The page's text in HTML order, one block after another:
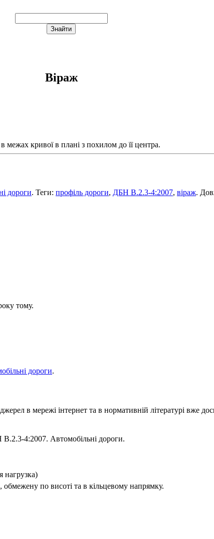
Віраж
кривої в плані з похилом до її центра.
дороги. Теги: профіль дороги, ДБН В.2.3-4:2007, віраж.
тому.
дороги.
в мережі інтернет та в нормативній літературі вже
В.2.3-4:2007. Автомобільні дороги.
нагрузка)
по висоті та в кільцевому напрямку.